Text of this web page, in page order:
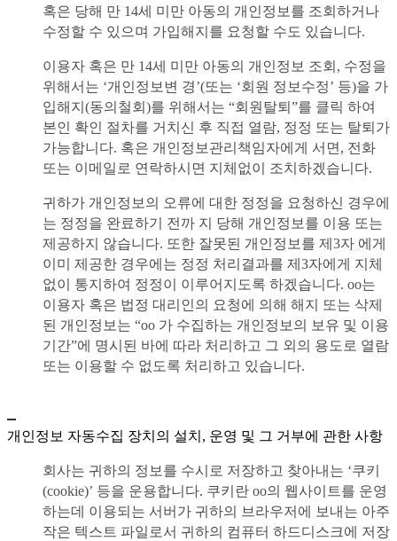
혹은 당해 만 14세 미만 아동의 개인정보를 조회하거나
수정할 수 있으며 가입해지를 요청할 수도 있습니다.
이용자 혹은 만 14세 미만 아동의 개인정보 조회, 수정을
위해서는 ‘개인정보변 경’(또는 ‘회원 정보수정’ 등)을 가
입해지(동의철회)를 위해서는 “회원탈퇴”를 클릭 하여
본인 확인 절차를 거치신 후 직접 열람, 정정 또는 탈퇴가
가능합니다. 혹은 개인정보관리책임자에게 서면, 전화
또는 이메일로 연락하시면 지체없이 조치하겠습니다.
귀하가 개인정보의 오류에 대한 정정을 요청하신 경우에
는 정정을 완료하기 전까 지 당해 개인정보를 이용 또는
제공하지 않습니다. 또한 잘못된 개인정보를 제3자 에게
이미 제공한 경우에는 정정 처리결과를 제3자에게 지체
없이 통지하여 정정이 이루어지도록 하겠습니다. oo는
이용자 혹은 법정 대리인의 요청에 의해 해지 또는 삭제
된 개인정보는 “oo 가 수집하는 개인정보의 보유 및 이용
기간”에 명시된 바에 따라 처리하고 그 외의 용도로 열람
또는 이용할 수 없도록 처리하고 있습니다.
개인정보 자동수집 장치의 설치, 운영 및 그 거부에 관한 사항
회사는 귀하의 정보를 수시로 저장하고 찾아내는 ‘쿠키
(cookie)’ 등을 운용합니다. 쿠키란 oo의 웹사이트를 운영
하는데 이용되는 서버가 귀하의 브라우저에 보내는 아주
작은 텍스트 파일로서 귀하의 컴퓨터 하드디스크에 저장